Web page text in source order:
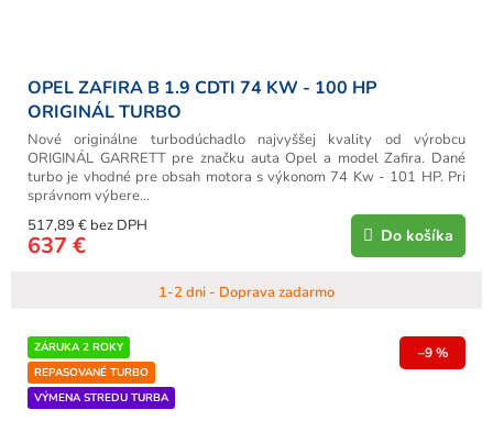
OPEL ZAFIRA B 1.9 CDTI 74 KW - 100 HP
ORIGINÁL TURBO
1-2 dni - Doprava zadarmo
517,89 € bez DPH
637 € Do košíka
Nové originálne turbodúchadlo najvyššej kvality od výrobcu
ORIGINÁL GARRETT pre značku auta Opel a model Zafira. Dané
turbo je vhodné pre obsah motora s výkonom 74 Kw - 101 HP. Pri
správnom výbere...
ZÁRUKA 2 ROKY
REPASOVANÉ TURBO
VÝMENA STREDU TURBA
–9 %